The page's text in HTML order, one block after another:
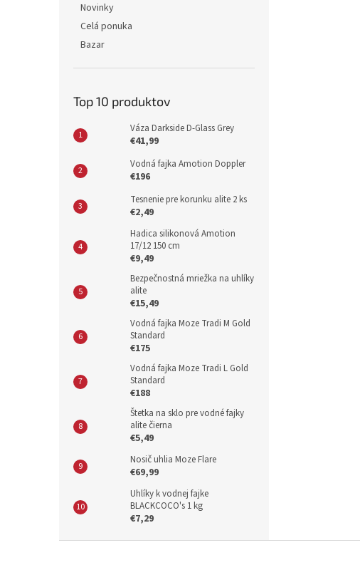
Novinky
Celá ponuka
Bazar
Top 10 produktov
Váza Darkside D-Glass Grey
€41,99
Vodná fajka Amotion Doppler
€196
Tesnenie pre korunku alite 2 ks
€2,49
Hadica silikonová Amotion
17/12 150 cm
€9,49
Bezpečnostná mriežka na uhlíky
alite
€15,49
Vodná fajka Moze Tradi M Gold
Standard
€175
Vodná fajka Moze Tradi L Gold
Standard
€188
Štetka na sklo pre vodné fajky
alite čierna
€5,49
Nosič uhlia Moze Flare
€69,99
Uhlíky k vodnej fajke
BLACKCOCO's 1 kg
€7,29